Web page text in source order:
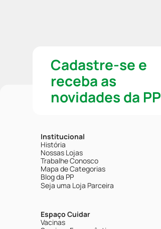
Cadastre-se e
receba as
novidades da PP
Institucional
História
Nossas Lojas
Trabalhe Conosco
Mapa de Categorias
Blog da PP
Seja uma Loja Parceira
Espaço Cuidar
Vacinas